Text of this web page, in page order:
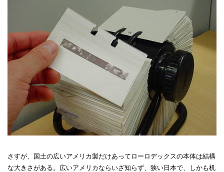
さすが、国土の広いアメリカ製だけあってローロデックスの本体は結構
な大きさがある。広いアメリカならいざ知らず、狭い日本で、しかも机